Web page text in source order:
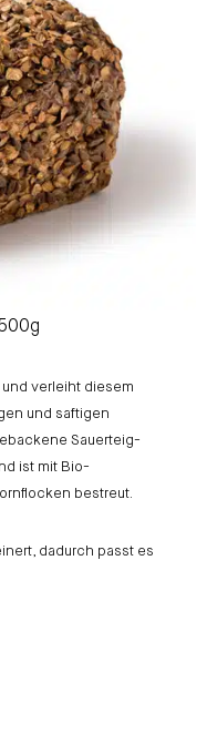
verleiht diesem
und saftigen
Sauerteig-
ist mit Bio-
bestreut.
dadurch passt es